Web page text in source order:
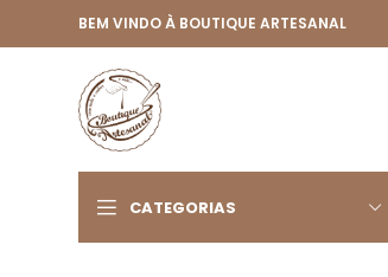
BEM VINDO À BOUTIQUE ARTESANAL
CATEGORIAS